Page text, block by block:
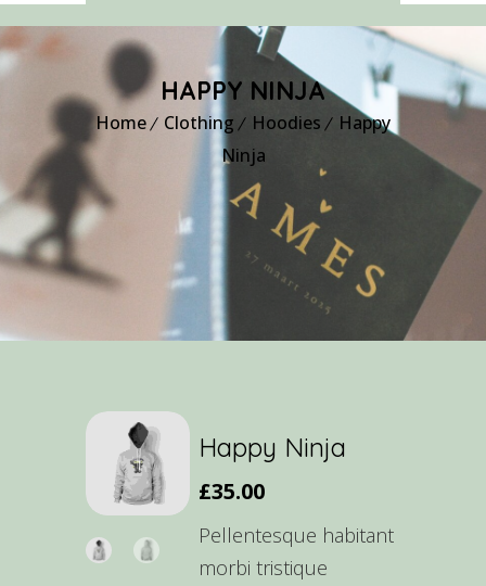
HAPPY NINJA
Home Clothing Hoodies
Happy
Ninja
Happy Ninja
£35.00
Pellentesque habitant
morbi tristique